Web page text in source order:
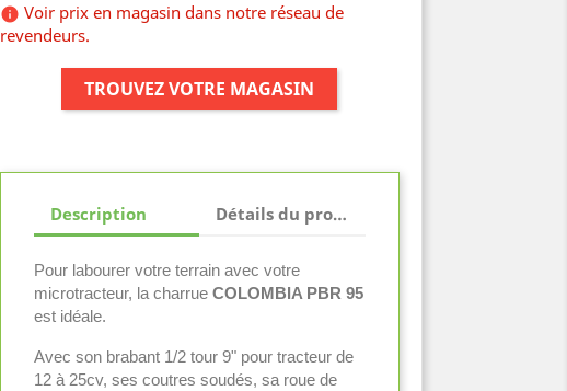
 Voir prix en magasin dans notre réseau de
revendeurs.
TROUVEZ VOTRE MAGASIN
Description Détails du produit
Pour labourer votre terrain avec votre
microtracteur, la charrue COLOMBIA PBR 95
est idéale.
Avec son brabant 1/2 tour 9" pour tracteur de
12 à 25cv, ses coutres soudés, sa roue de